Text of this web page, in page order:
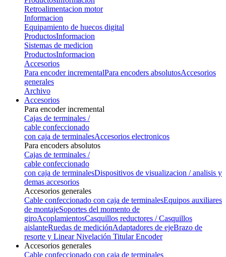
Retroalimentacion motor
Informacion
Equipamiento de huecos digital
ProductosInformacion
Sistemas de medicion
ProductosInformacion
Accesorios
Para encoder incrementalPara encoders absolutosAccesorios
generales
Archivo
Accesorios
Para encoder incremental
Cajas de terminales /
cable confeccionado
con caja de terminalesAccesorios electronicos
Para encoders absolutos
Cajas de terminales /
cable confeccionado
con caja de terminalesDispositivos de visualizacion / analisis y
demas accesorios
Accesorios generales
Cable confeccionado con caja de terminalesEquipos auxiliares
de montajeSoportes del momento de
giroAcoplamientosCasquillos reductores / Casquillos
aislanteRuedas de mediciónAdaptadores de ejeBrazo de
resorte y Linear Nivelación Titular Encoder
Accesorios generales
Cable confeccionado con caja de terminales